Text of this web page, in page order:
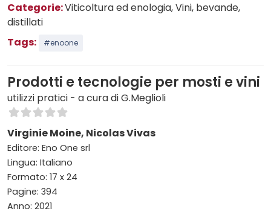
Categorie:Viticoltura ed enologia, Vini, bevande,
distillati
Tags:
#enoone
Prodotti e tecnologie per mosti e vini
utilizzi pratici - a cura di G.Meglioli
Virginie Moine, Nicolas Vivas
Editore: Eno One srl
Lingua: Italiano
Formato: 17 x 24
Pagine: 394
Anno: 2021